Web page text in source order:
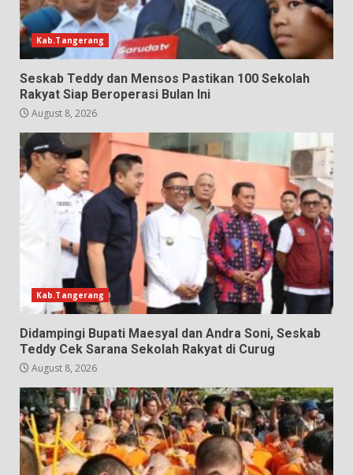
Kab.Tangerang
Seskab Teddy dan Mensos Pastikan 100 Sekolah
Rakyat Siap Beroperasi Bulan Ini
August 8, 2026
Kab.Tangerang
Didampingi Bupati Maesyal dan Andra Soni, Seskab
Teddy Cek Sarana Sekolah Rakyat di Curug
August 8, 2026